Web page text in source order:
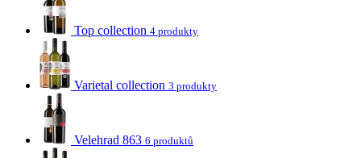
Top collection 4 produkty
Varietal collection 3 produkty
Velehrad 863 6 produktů